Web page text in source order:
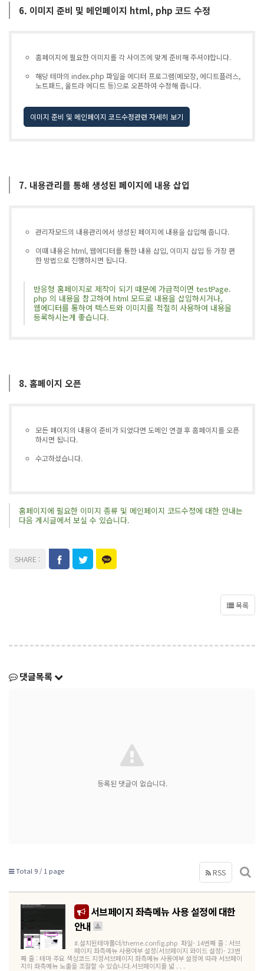
6. 이미지 준비 및 메인페이지 html, php 코드 수정
홈페이지에 필요한 이미지를 각 사이즈에 맞게 준비해 주셔야합니다.
해당 테마의 index.php 파일을 에디터 프로그램(메모장, 에디트플러스,
노트패드, 울트라 에디트 등)으로 오픈하여 수정해 줍니다.
이미지 준비 및 메인페이지 코드수정관련 자세히 보기
7. 내용관리를 통해 생성된 페이지에 내용 삽입
관리자모드의 내용관리에서 생성된 페이지에 내용을 삽입해 줍니다.
이때 내용은 html, 웹에디터를 통한 내용 삽입, 이미지 삽입 등 가장 편
한 방법으로 진행하시면 됩니다.
반응형 홈페이지로 제작이 되기 때문에 가급적이면 testPage.
php 의 내용을 참고하여 html 모드로 내용을 삽입하시거나,
웹에디터를 통하여 텍스트와 이미지를 적절히 사용하여 내용을
등록하시는게 좋습니다.
8. 홈페이지 오픈
모든 페이지의 내용이 준비가 되었다면 도메인 연결 후 홈페이지를 오픈
하시면 됩니다.
수고하셨습니다.
홈페이지에 필요한 이미지 종류 및 메인페이지 코드수정에 대한 안내는
다음 게시글에서 보실 수 있습니다.
목록
댓글목록
등록된 댓글이 없습니다.
Total 9 / 1 page RSS
서브페이지 좌측메뉴 사용 설정에 대한
안내
#.설치된테마폴더/theme.config.php 파일- 14번째 줄 : 서브
페이지 좌측메뉴 사용여부 설정(서브페이지 와이드 설정)- 23번
째 줄 : 테마 주요 색상코드 지정서브페이지 좌측메뉴 사용여부 설정에 따라 서브페이
지의 좌측메뉴 노출을 조절할 수 있습니다.서브페이지를 넓 . . .